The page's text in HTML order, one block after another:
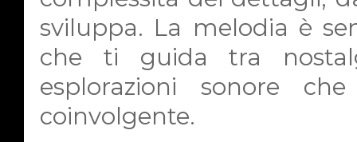
sviluppa. La melodia è
che ti guida tra
esplorazioni sonore
coinvolgente.